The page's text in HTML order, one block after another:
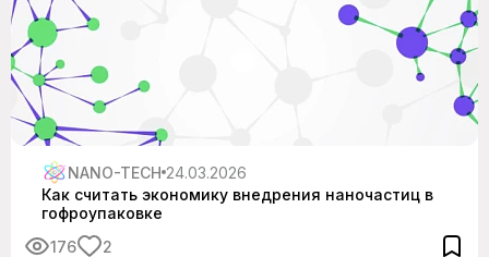
NANO-TECH 24.03.2026
Как считать экономику внедрения наночастиц в
гофроупаковке
176
2